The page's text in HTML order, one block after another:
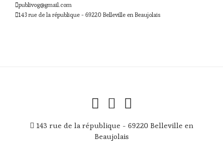
publivog@gmail.com
143 rue de la république - 69220 Belleville en Beaujolais
143 rue de la république - 69220 Belleville en
Beaujolais